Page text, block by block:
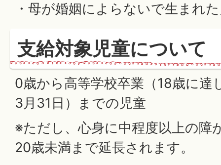
・母が婚姻によらないで生まれ
支給対象児童について
0歳から高等学校卒業（18歳に達
3月31日）までの児童
※ただし、心身に中程度以上の障
20歳未満まで延長されます。